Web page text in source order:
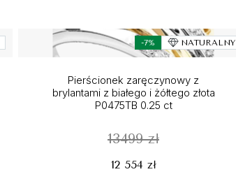
-7% NATURALNY
Pierścionek zaręczynowy z
brylantami z białego i żółtego złota
P0475TB 0.25 ct
13499 zł
12 554 zł